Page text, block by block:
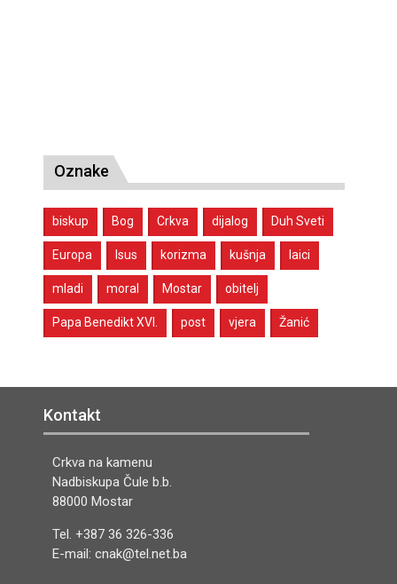
Oznake
biskup Bog Crkva dijalog Duh Sveti
Europa Isus korizma kušnja laici
mladi moral Mostar obitelj
Papa Benedikt XVI. post vjera Žanić
Kontakt
Crkva na kamenu
Nadbiskupa Čule b.b.
88000 Mostar
Tel. +387 36 326-336
E-mail: cnak@tel.net.ba